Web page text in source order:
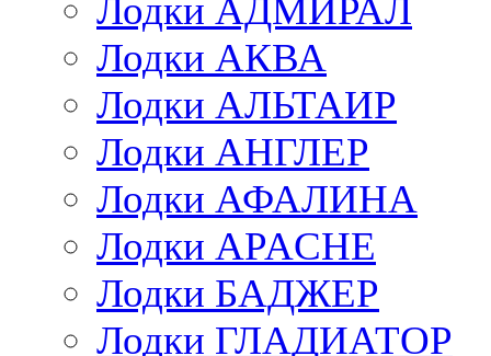
Лодки АДМИРАЛ
Лодки АКВА
Лодки АЛЬТАИР
Лодки АНГЛЕР
Лодки АФАЛИНА
Лодки APACHE
Лодки БАДЖЕР
Лодки ГЛАДИАТОР